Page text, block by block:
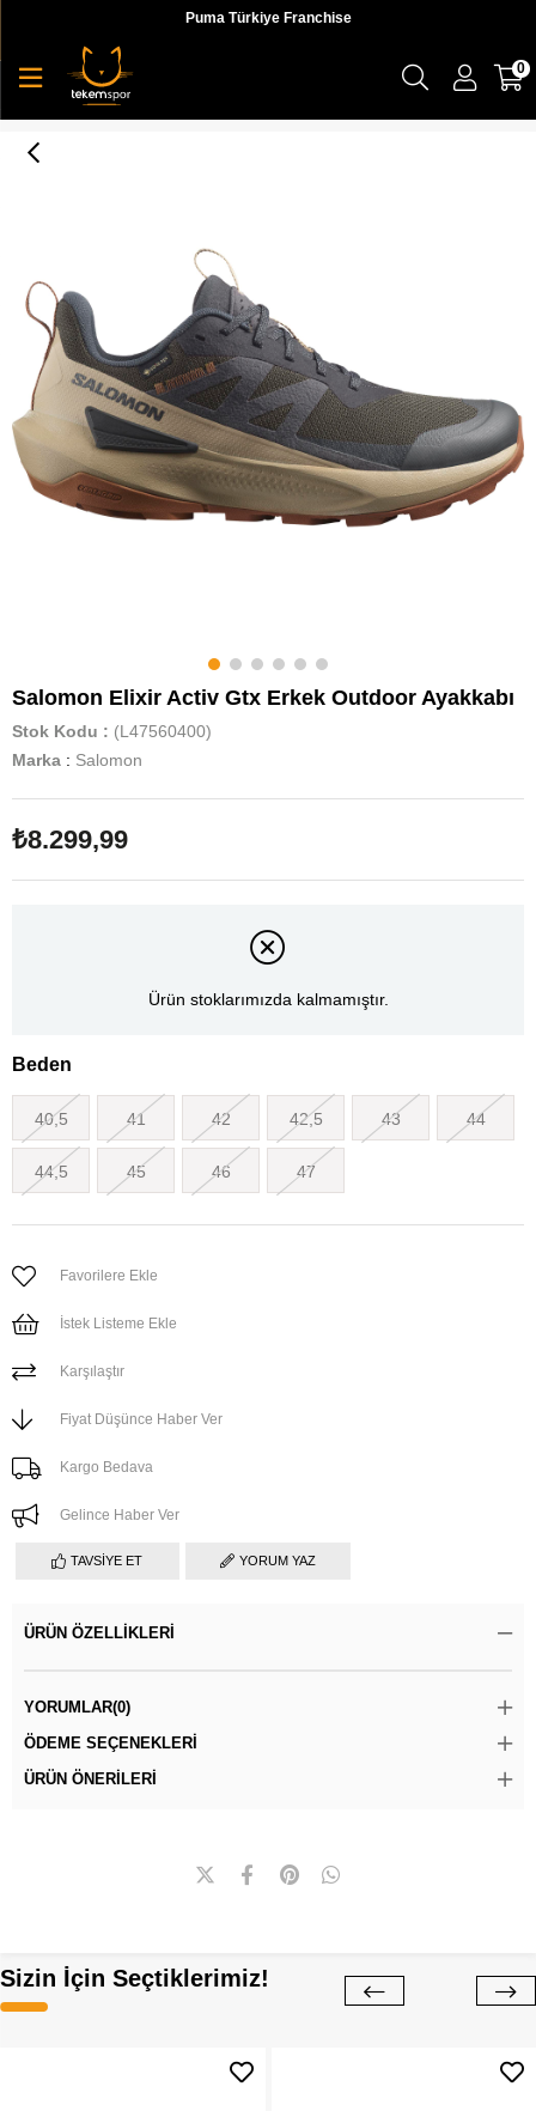
Puma Türkiye Franchise
0
Salomon Elixir Activ Gtx Erkek Outdoor Ayakkabı
Stok Kodu
(L47560400)
Marka : Salomon
₺8.299,99
Ürün stoklarımızda kalmamıştır.
Beden
40,5 41 42 42,5 43 44
44,5 45 46 47
Favorilere Ekle
İstek Listeme Ekle
Karşılaştır
Fiyat Düşünce Haber Ver
Kargo Bedava
Gelince Haber Ver
TAVSIYE ET YORUM YAZ
ÜRÜN ÖZELLIKLERI
YORUMLAR(0)
ÖDEME SEÇENEKLERI
ÜRÜN ÖNERILERI
Sizin İçin Seçtiklerimiz!